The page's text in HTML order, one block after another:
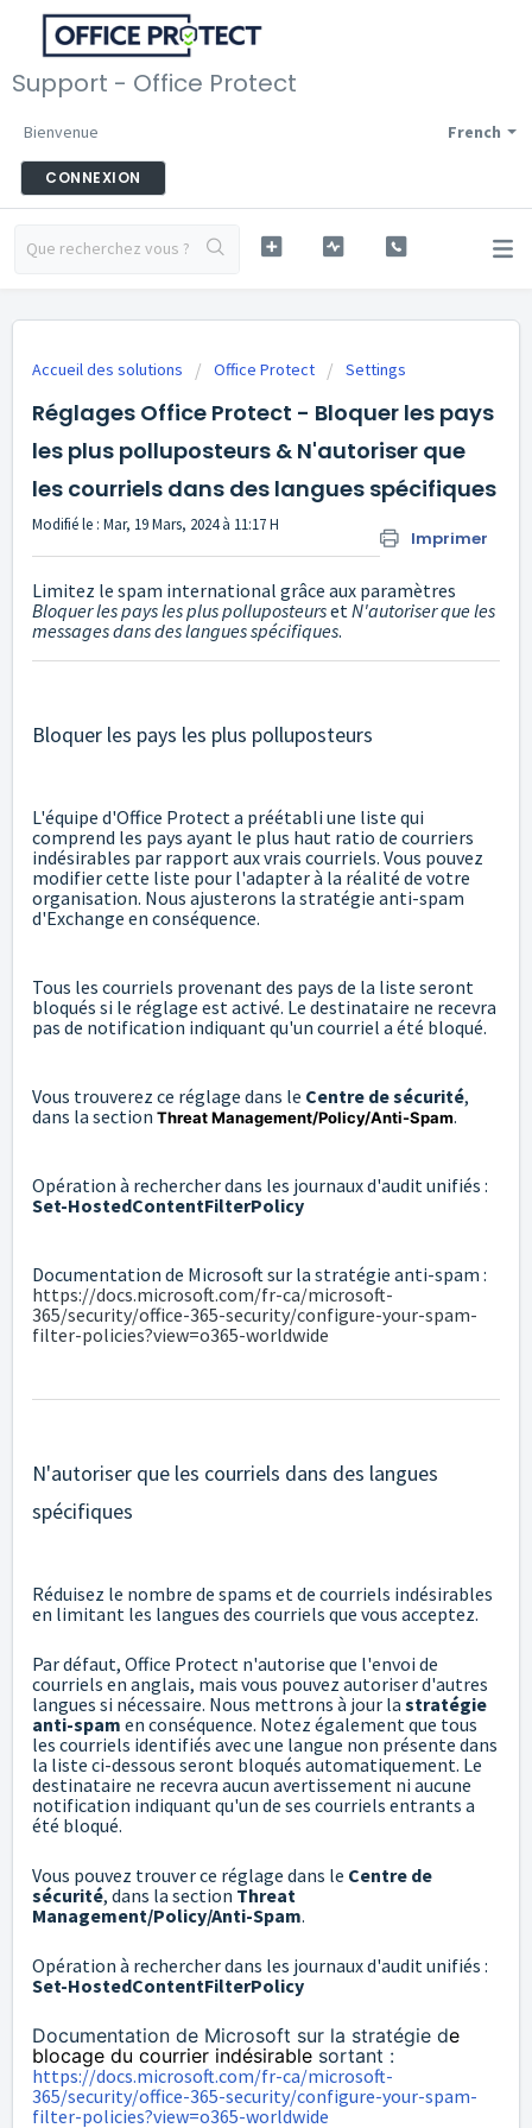
Support - Office Protect
French
Bienvenue
CONNEXION
Accueil des solutions Office Protect Settings
Réglages Office Protect - Bloquer les pays
les plus polluposteurs & N'autoriser que
les courriels dans des langues spécifiques
Imprimer
Modifié le : Mar, 19 Mars, 2024 à 11:17 H
Limitez le spam international grâce aux paramètres
Bloquer les pays les plus polluposteursetN'autoriser que les
messages dans des langues spécifiques.
Bloquer les pays les plus polluposteurs
L'équipe d'Office Protect a préétabli une liste qui
comprend les pays ayant le plus haut ratio de courriers
indésirables par rapport aux vrais courriels. Vous pouvez
modifier cette liste pour l'adapter à la réalité de votre
organisation. Nous ajusterons la stratégie anti-spam
d'Exchange en conséquence.
Tous les courriels provenant des pays de la liste seront
bloqués si le réglage est activé. Le destinataire ne recevra
pas de notification indiquant qu'un courriel a été bloqué.
Vous trouverez ce réglage dans le Centre de sécurité,
dans la section Threat Management/Policy/Anti-Spam.
Opération à rechercher dans les journaux d'audit unifiés :
Set-HostedContentFilterPolicy
Documentation de Microsoft sur la stratégie anti-spam :
https://docs.microsoft.com/fr-ca/microsoft-
365/security/office-365-security/configure-your-spam-
filter-policies?view=o365-worldwide
N'autoriser que les courriels dans des langues
spécifiques
Réduisez le nombre de spams et de courriels indésirables
en limitant les langues des courriels que vous acceptez.
Par défaut, Office Protect n'autorise que l'envoi de
courriels en anglais, mais vous pouvez autoriser d'autres
langues si nécessaire. Nous mettrons à jour la stratégie
anti-spam en conséquence. Notez également que tous
les courriels identifiés avec une langue non présente dans
la liste ci-dessous seront bloqués automatiquement. Le
destinataire ne recevra aucun avertissement ni aucune
notification indiquant qu'un de ses courriels entrants a
été bloqué.
Vous pouvez trouver ce réglage dans le Centre de
sécurité, dans la section Threat
Management/Policy/Anti-Spam.
Opération à rechercher dans les journaux d'audit unifiés :
Set-HostedContentFilterPolicy
Documentation de Microsoft sur la stratégie de
blocage du courrier indésirable sortant :
https://docs.microsoft.com/fr-ca/microsoft-
365/security/office-365-security/configure-your-spam-
filter-policies?view=o365-worldwide